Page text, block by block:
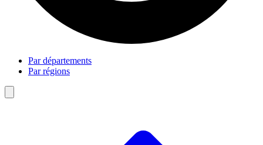
Par départements
Par régions